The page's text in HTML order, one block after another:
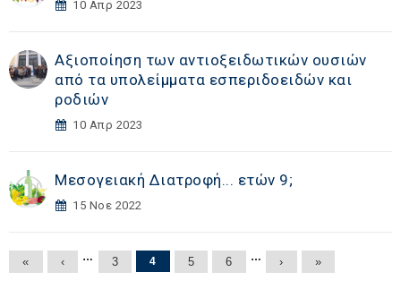
10 Απρ 2023
Αξιοποίηση των αντιοξειδωτικών ουσιών
από τα υπολείμματα εσπεριδοειδών και
ροδιών
10 Απρ 2023
Μεσογειακή Διατροφή... ετών 9;
15 Νοε 2022
Σελίδες
« ‹ … 3 4 5 6 … › »